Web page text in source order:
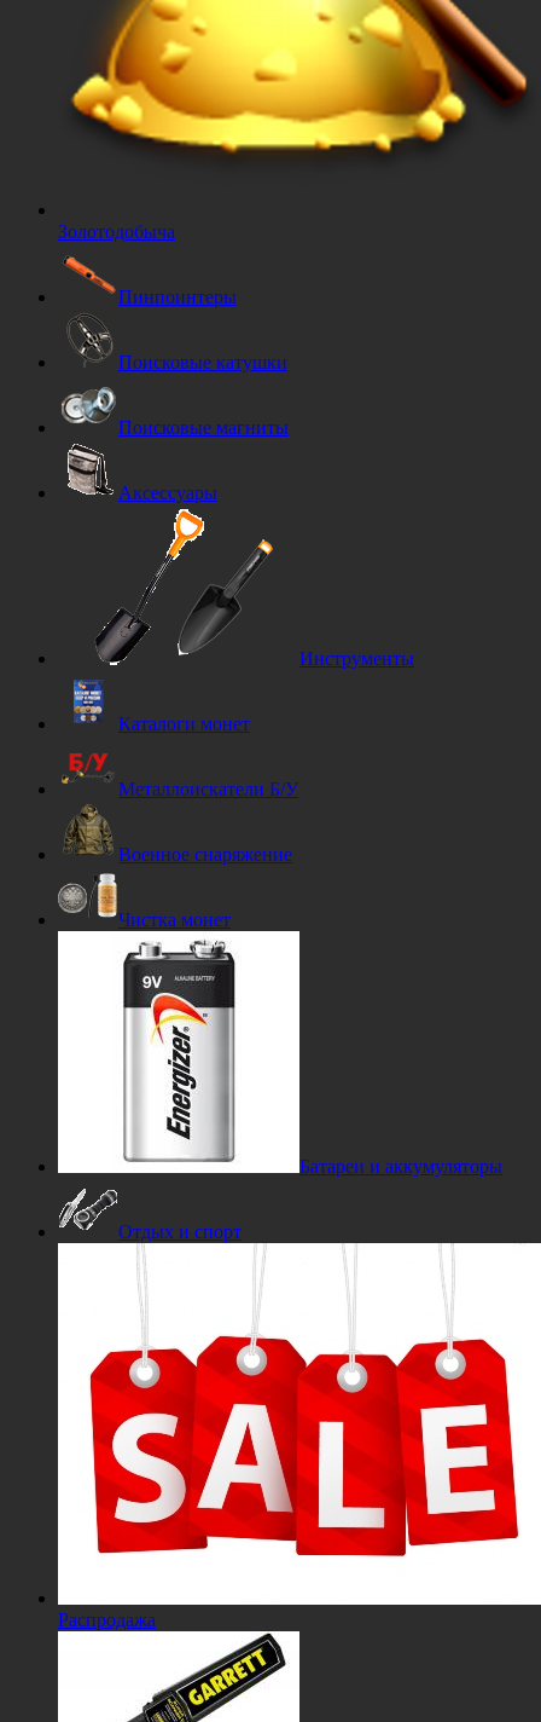
Золотодобыча
Пинпоинтеры
Поисковые катушки
Поисковые магниты
Аксессуары
Инструменты
Каталоги монет
Металлоискатели Б/У
Военное снаряжение
Чистка монет
Батареи и аккумуляторы
Отдых и спорт
Распродажа